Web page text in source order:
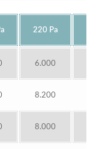
220 Pa
6.000
8.200
8.000